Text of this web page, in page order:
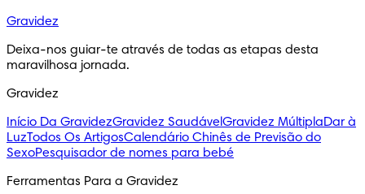
Gravidez
Deixa-nos guiar-te através de todas as etapas desta
maravilhosa jornada.
Gravidez
Início Da GravidezGravidez SaudávelGravidez MúltiplaDar à
LuzTodos Os ArtigosCalendário Chinês de Previsão do
SexoPesquisador de nomes para bebé
Ferramentas Para a Gravidez